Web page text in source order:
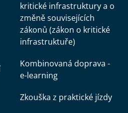
kritické infrastruktury a o
změně souvisejících
zákonů (zákon o kritické
infrastruktuře)
Kombinovaná doprava -
e-learning
Zkouška z praktické jízdy